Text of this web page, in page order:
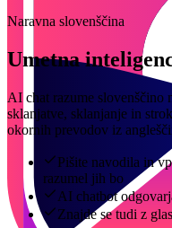
Naravna slovenščina
Umetna
AI chat razume slovenščino
sklanjatve, sklanjanje in
okornih prevodov iz
Pišite navodila in
razumel jih bo
AI chatbot
Znajde se tudi z